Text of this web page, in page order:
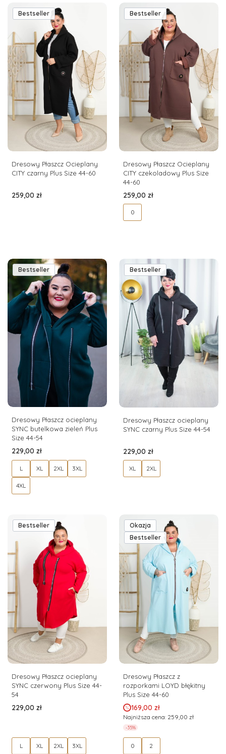
Bestseller
Dresowy Płaszcz Ocieplany
CITY czarny Plus Size 44-60
Cena
259,00 zł
Bestseller
Dresowy Płaszcz Ocieplany
CITY czekoladowy Plus Size
44-60
Cena
259,00 zł
0
Bestseller
Dresowy Płaszcz ocieplany
SYNC butelkowa zieleń Plus
Size 44-54
Cena
229,00 zł
L XL 2XL 3XL
4XL
Bestseller
Dresowy Płaszcz ocieplany
SYNC czarny Plus Size 44-54
Cena
229,00 zł
XL 2XL
Bestseller
Dresowy Płaszcz ocieplany
SYNC czerwony Plus Size 44-
54
Cena
229,00 zł
L XL 2XL 3XL
Okazja
Bestseller
Dresowy Płaszcz z
rozporkami LOYD błękitny
Plus Size 44-60
Cena promocyjna
169,00 zł
Najniższa cena: 259,00 zł
-35%
0 2